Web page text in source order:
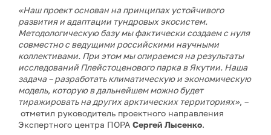
«Наш проект основан на принципах устойчивого
развития и адаптации тундровых экосистем.
Методологическую базу мы фактически создаем с нуля
совместно с ведущими российскими научными
коллективами. При этом мы опираемся на результаты
исследований Плейстоценового парка в Якутии. Наша
задача – разработать климатическую и экономическую
модель, которую в дальнейшем можно будет
тиражировать на других арктических территориях», –
отметил руководитель проектного направления
Экспертного центра ПОРА Сергей Лысенко.